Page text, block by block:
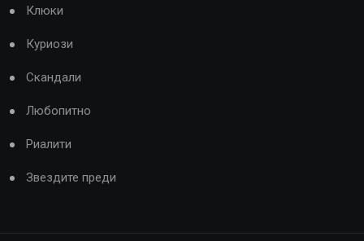
Клюки
Куриози
Скандали
Любопитно
Риалити
Звездите преди